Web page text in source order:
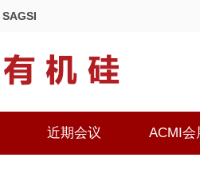
SAGSI
近期会议 ACMI会